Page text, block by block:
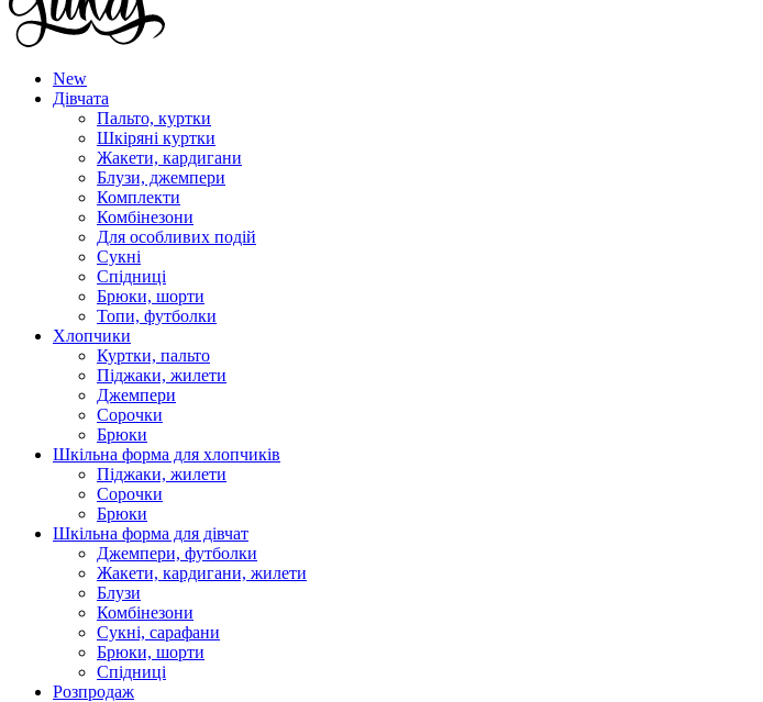
New
Дівчата
Пальто, куртки
Шкіряні куртки
Жакети, кардигани
Блузи, джемпери
Комплекти
Комбінезони
Для особливих подій
Сукні
Спідниці
Брюки, шорти
Топи, футболки
Хлопчики
Куртки, пальто
Піджаки, жилети
Джемпери
Сорочки
Брюки
Шкільна форма для хлопчиків
Піджаки, жилети
Сорочки
Брюки
Шкільна форма для дівчат
Джемпери, футболки
Жакети, кардигани, жилети
Блузи
Комбінезони
Сукні, сарафани
Брюки, шорти
Спідниці
Розпродаж